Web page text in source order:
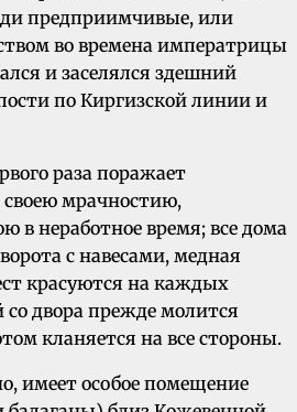
предприимчивые, или
во времена императрицы
и заселялся здешний
по Киргизской линии и
раза поражает
своею мрачностию,
в неработное время; все дома
с навесами, медная
красуются на каждых
двора прежде молится
кланяется на все стороны.
имеет особое помещение